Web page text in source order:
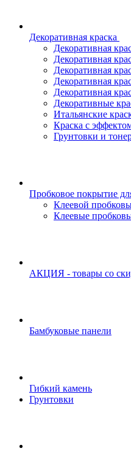
Декоративная краска
Декоративная
Декоративная
Декоративная
Декоративная
Декоративная
Декоративные
Итальянские
Краска с
Грунтовки и
Пробковое покрытие
Клеевой
Клеевые
АКЦИЯ - товары со
Бамбуковые панели
Гибкий камень
Грунтовки